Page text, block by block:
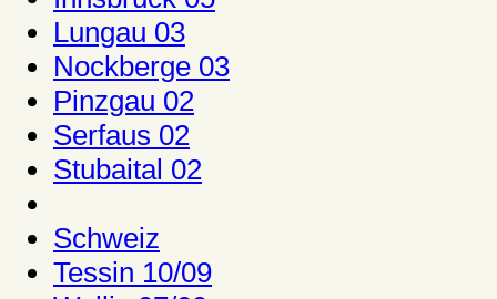
Lungau 03
Nockberge 03
Pinzgau 02
Serfaus 02
Stubaital 02
Schweiz
Tessin 10/09